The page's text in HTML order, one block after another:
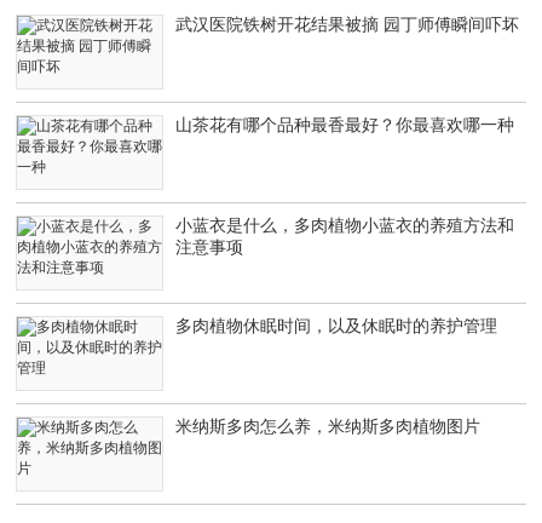
武汉医院铁树开花结果被摘 园丁师傅瞬间吓坏
山茶花有哪个品种最香最好？你最喜欢哪一种
小蓝衣是什么，多肉植物小蓝衣的养殖方法和
注意事项
多肉植物休眠时间，以及休眠时的养护管理
米纳斯多肉怎么养，米纳斯多肉植物图片